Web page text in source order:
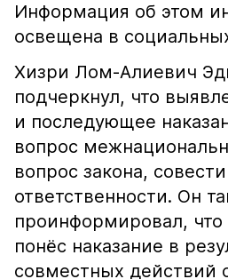
Информация об этом
освещена в
Хизри Лом-Алиевич
подчеркнул, что
и последующее
вопрос
вопрос закона,
ответственности. Он
проинформировал,
понёс наказание в
совместных действий